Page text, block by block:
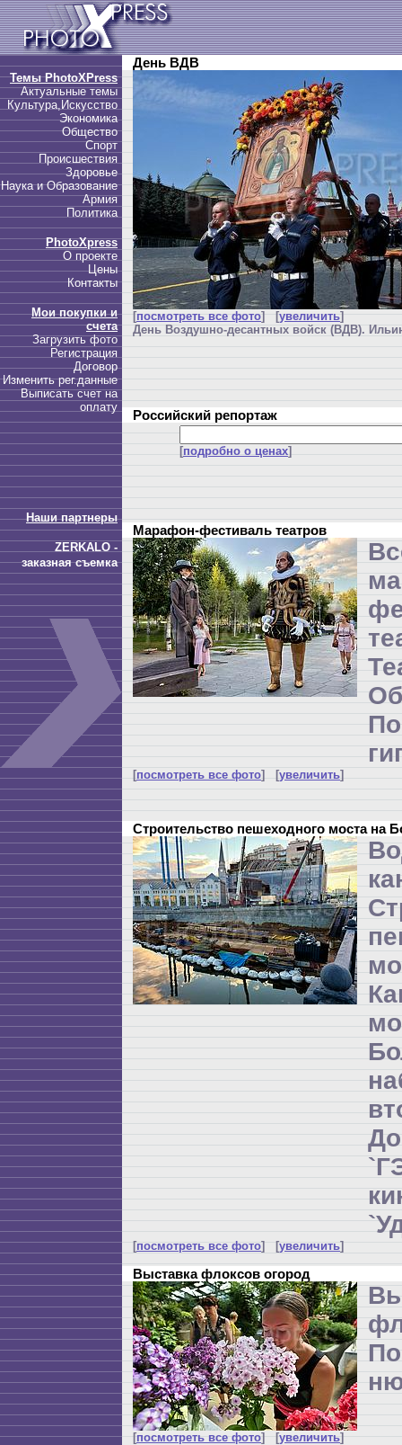
Темы PhotoXPress
Актуальные темы
Культура,Искусство
Экономика
Общество
Спорт
Происшествия
Здоровье
Наука и Образование
Армия
Политика
PhotoXpress
О проекте
Цены
Контакты
Мои покупки и
счета
Загрузить фото
Регистрация
Договор
Изменить рег.данные
Выписать счет на
оплату
Наши партнеры
ZERKALO -
заказная съемка
День ВДВ
[посмотреть все фото] [увеличить]
День Воздушно-десантных войск (ВДВ).
Российский репортаж
[подробно о ценах]
Марафон-фестиваль театров
[посмотреть все фото] [увеличить]
Строительство пешеходного моста на
[посмотреть все фото] [увеличить]
Выставка флоксов огород
[посмотреть все фото] [увеличить]